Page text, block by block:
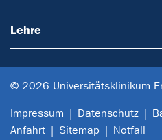
Lehre
© 2026 Universitätsklinikum
Impressum Datenschutz
Anfahrt
Sitemap Notfall